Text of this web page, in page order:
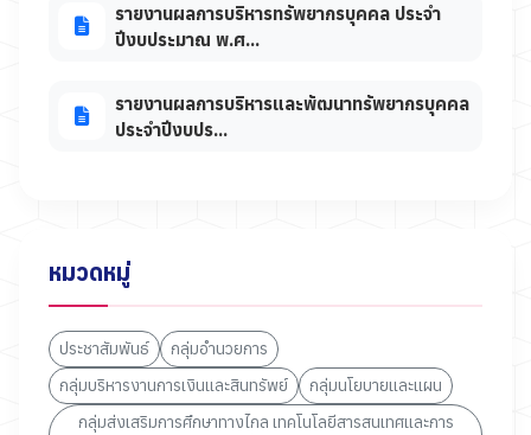
รายงานผลการบริหารทรัพยากรบุคคล ประจำ
ปีงบประมาณ พ.ศ...
รายงานผลการบริหารและพัฒนาทรัพยากรบุคคล
ประจำปีงบปร...
หมวดหมู่
ประชาสัมพันธ์
กลุ่มอำนวยการ
กลุ่มบริหารงานการเงินและสินทรัพย์
กลุ่มนโยบายและแผน
กลุ่มส่งเสริมการศึกษาทางไกล เทคโนโลยีสารสนเทศและการ